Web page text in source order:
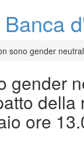
sono gender
gender
della
ore